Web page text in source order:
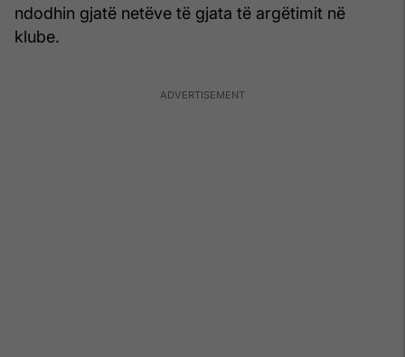
ndodhin gjatë netëve të gjata të argëtimit në
klube.